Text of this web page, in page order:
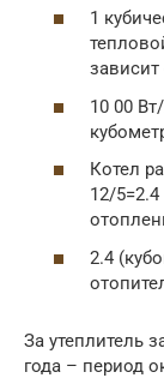
1
зависит
10 00
Котел
12/5=2.4
2.4
За утеплитель
года – период